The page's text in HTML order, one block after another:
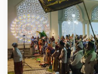
H
a
r
S
a
n
t